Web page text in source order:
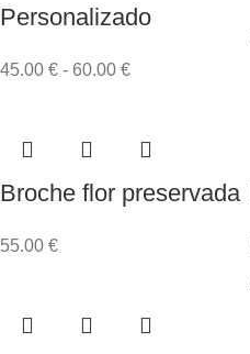
Personalizado
45.00 € - 60.00 €
Broche flor preservada
55.00 €